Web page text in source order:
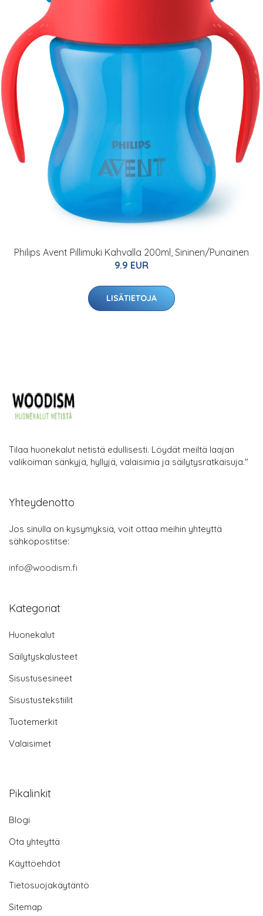
Philips Avent Pillimuki Kahvalla 200ml, Sininen/Punainen
9.9 EUR
LISÄTIETOJA
Tilaa huonekalut netistä edullisesti. Löydät meiltä laajan
valikoiman sänkyjä, hyllyjä, valaisimia ja säilytysratkaisuja."
Yhteydenotto
Jos sinulla on kysymyksiä, voit ottaa meihin yhteyttä
sähköpostitse:
info@woodism.fi
Kategoriat
Huonekalut
Säilytyskalusteet
Sisustusesineet
Sisustustekstiilit
Tuotemerkit
Valaisimet
Pikalinkit
Blogi
Ota yhteyttä
Käyttöehdot
Tietosuojakäytäntö
Sitemap